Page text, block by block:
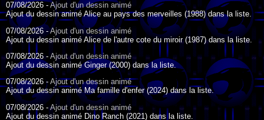
07/08/2026 -Ajout d'un dessin animé
Ajout du dessin animé Alice au pays des merveilles (1988) dans la liste.
07/08/2026 -Ajout d'un dessin animé
Ajout du dessin animé Alice de l'autre cote du miroir (1987) dans la liste.
07/08/2026 -Ajout d'un dessin animé
Ajout du dessin animé Ginger (2000) dans la liste.
07/08/2026 - Ajout d'un dessin animé
Ajout du dessin animé Ma famille d'enfer (2024) dans la liste.
07/08/2026 -Ajout d'un dessin animé
Ajout du dessin animé Dino Ranch (2021) dans la liste.